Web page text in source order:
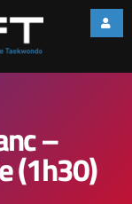
–
(1h30)